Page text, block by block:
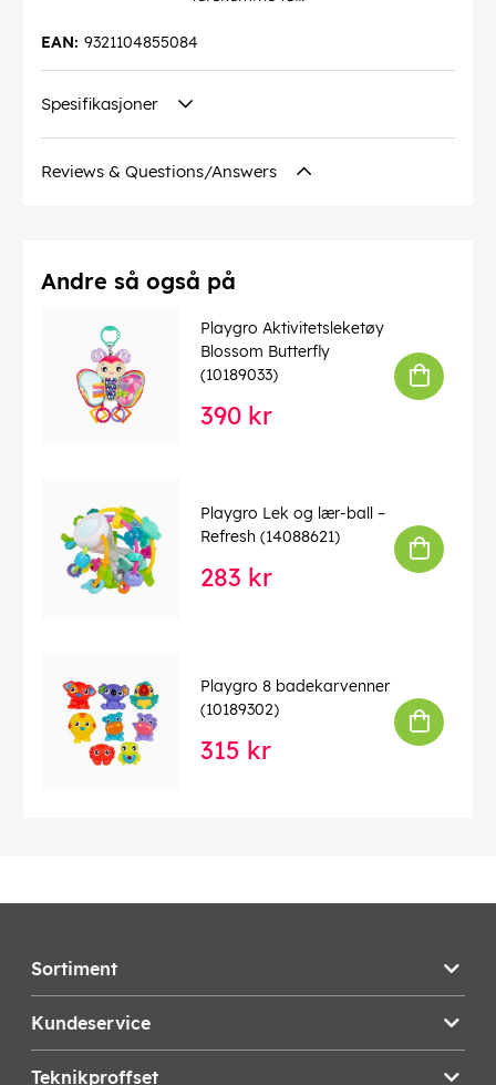
9321104855084
EAN:
Spesifikasjoner
Reviews & Questions/Answers
Andre så også på
Playgro Aktivitetsleketøy
Blossom Butterfly
(10189033)
390 kr
Playgro Lek og lær-ball –
Refresh (14088621)
283 kr
Playgro 8 badekarvenner
(10189302)
315 kr
Sortiment
Kundeservice
Teknikproffset